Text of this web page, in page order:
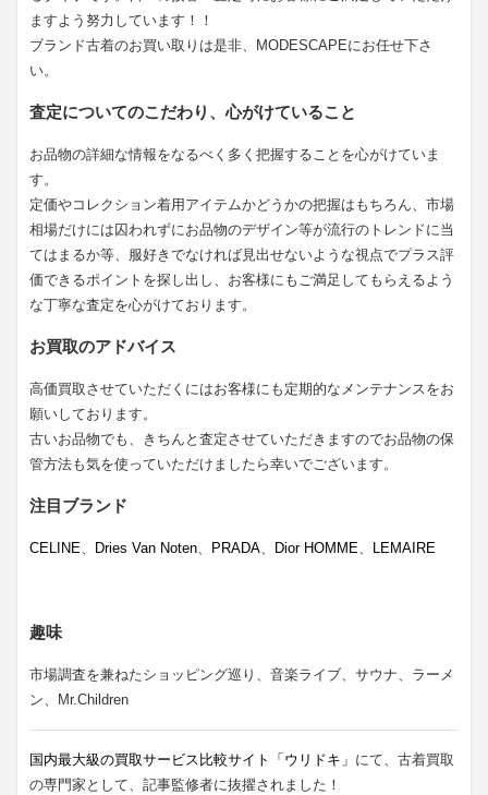
ますよう努力しています！！
ブランド古着のお買い取りは是非、MODESCAPEにお任せ下さ
い。
査定についてのこだわり、心がけていること
お品物の詳細な情報をなるべく多く把握することを心がけていま
す。
定価やコレクション着用アイテムかどうかの把握はもちろん、市場
相場だけには囚われずにお品物のデザイン等が流行のトレンドに当
てはまるか等、服好きでなければ見出せないような視点でプラス評
価できるポイントを探し出し、お客様にもご満足してもらえるよう
な丁寧な査定を心がけております。
お買取のアドバイス
高価買取させていただくにはお客様にも定期的なメンテナンスをお
願いしております。
古いお品物でも、きちんと査定させていただきますのでお品物の保
管方法も気を使っていただけましたら幸いでございます。
注目ブランド
CELINE、 Dries Van Noten、 PRADA、 Dior HOMME、 LEMAIRE
趣味
市場調査を兼ねたショッピング巡り、音楽ライブ、サウナ、ラーメ
ン、Mr.Children
国内最大級の買取サービス比較サイト「ウリドキ」 にて、古着買取
の専門家として、記事監修者に抜擢されました！